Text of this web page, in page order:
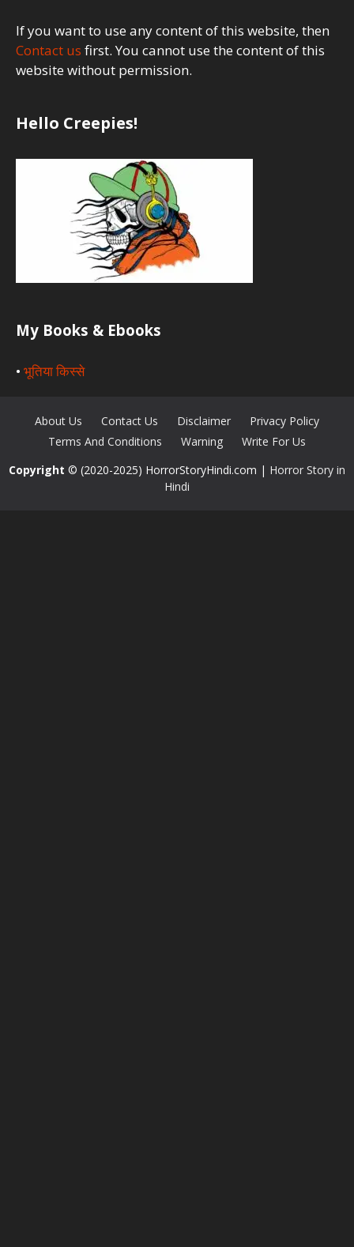
If you want to use any content of this website, then
Contact us first. You cannot use the content of this
website without permission.
Hello Creepies!
My Books & Ebooks
• भूतिया किस्से
About Us Contact Us Disclaimer
Privacy Policy
Terms And Conditions
Warning
Write For Us
Copyright © (2020-2025) HorrorStoryHindi.com | Horror Story in
Hindi